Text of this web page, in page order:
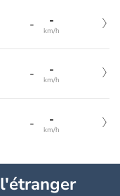
- -
km/h
- -
km/h
- -
km/h